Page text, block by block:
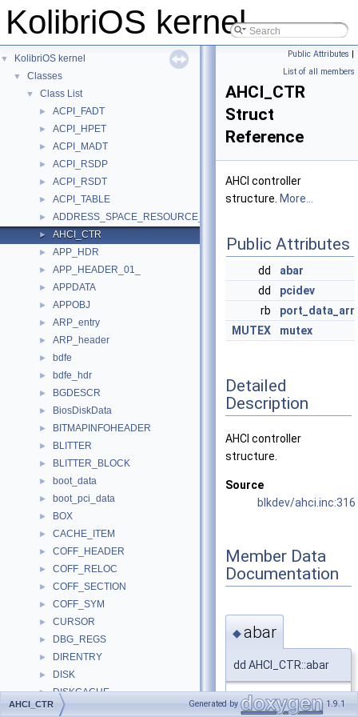
KolibriOS kernel
▼ KolibriOS kernel
▼ Classes
▼ Class List
► ACPI_FADT
► ACPI_HPET
► ACPI_MADT
► ACPI_RSDP
► ACPI_RSDT
► ACPI_TABLE
► ADDRESS_SPACE_RESOURCE_DESCRIPTOR
► AHCI_CTR
► APP_HDR
► APP_HEADER_01_
► APPDATA
► APPOBJ
► ARP_entry
► ARP_header
► bdfe
► bdfe_hdr
► BGDESCR
► BiosDiskData
► BITMAPINFOHEADER
► BLITTER
► BLITTER_BLOCK
► boot_data
► boot_pci_data
► BOX
► CACHE_ITEM
► COFF_HEADER
► COFF_RELOC
► COFF_SECTION
► COFF_SYM
► CURSOR
► DBG_REGS
► DIRENTRY
► DISK
► DISKCACHE
► DISKFUNC
Public Attributes |
List of all members
AHCI_CTR
Struct
Reference
AHCI controller
structure. More...
Public Attributes
dd
abar
dd
pcidev
rb
port_data_arr
MUTEX
mutex
Detailed
Description
AHCI controller
structure.
Source
blkdev/ahci.inc:316
Member Data
Documentation
◆abar
dd AHCI_CTR::abar
pointer to HBA
AHCI_CTR Generated by 1.9.1